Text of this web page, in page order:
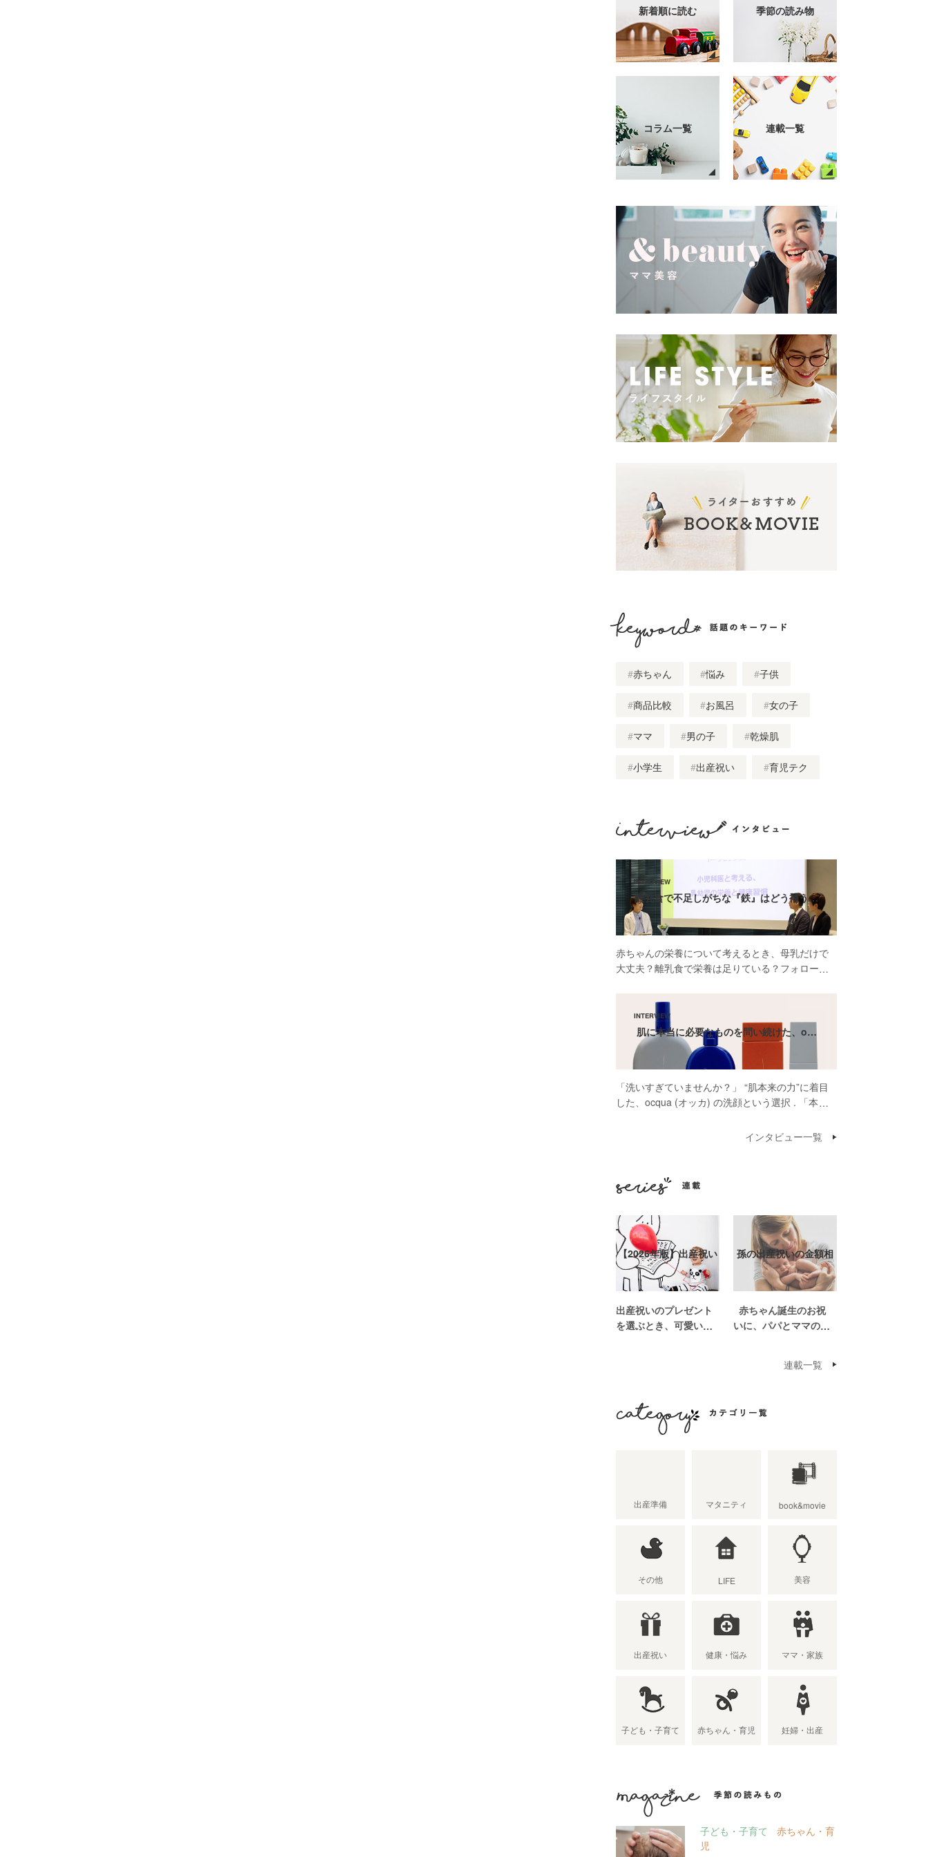
新着順に読む 季節の読み物
コラム一覧 連載一覧
赤ちゃん 悩み 子供
商品比較 お風呂 女の子
ママ 男の子 乾燥肌
小学生 出産祝い 育児テク
離乳食で不足しがちな『鉄』はどう補う…
赤ちゃんの栄養について考えるとき、母乳だけで
大丈夫？離乳食で栄養は足りている？フォローア
感じたことがある方も多いのではないでしょう
か。 先日開催された雪印ビーンスターク株式会
社 […]肌に本当に必要なものを問い続けた、o…
「洗いすぎていませんか？」 “肌本来の力”に着目
した、ocqua (オッカ) の洗顔という選択 . 「本当
してくださったのは、スキンケアブランド
インタビュー一覧
【2026年版】出産祝い
おしゃれなプ…
出産祝いのプレゼント
を選ぶとき、可愛いも
でもらいたいし、たく
さん使ってもらえるも
のをプレゼントした
孫の出産祝いの金額相
場って？出産祝い…
赤ちゃん誕生のお祝
いに、パパとママの親
場合、今現在のお祝い
のでしょうか。また、
ビーの誕生という慶
連載一覧
出産準備 マタニティ book&movie
その他 LIFE 美容
出産祝い 健康・悩み ママ・家族
子ども・子育て 赤ちゃん・育児 妊婦・出産
季節の読み物 子ども・子育て
赤ちゃん・育
児